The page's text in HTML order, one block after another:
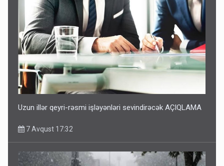
Uzun illər qeyri-rəsmi işləyənləri sevindirəcək AÇIQLAMA
7 Avqust 17:32